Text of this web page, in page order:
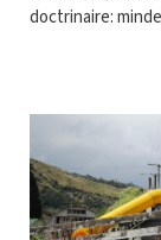
doctrinaire: